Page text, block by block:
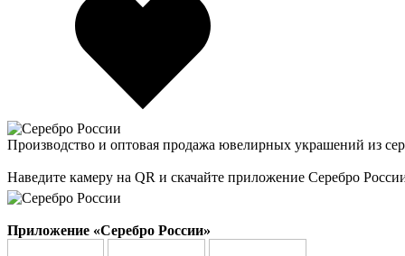
Производство и оптовая продажа ювелирных украшений из
Наведите камеру на QR и скачайте приложение Серебро
Приложение «Серебро России»